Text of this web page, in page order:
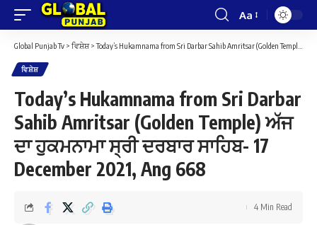
Font
Resizer
Aa
Global Punjab Tv > ਵਿਸ਼ੇਸ਼>Today’s Hukamnama from Sri Darbar Sahib Amritsar (Golden Temple) ਅੱਜ ਦਾ ਹੁਕਮਨਾਮਾ ਸ੍ਰੀ ਦਰਬਾਰ ਸਾਹਿਬ- 17 December 2021, Ang 668
ਵਿਸ਼ੇਸ਼
Today’s Hukamnama from Sri Darbar
Sahib Amritsar (Golden Temple) ਅੱਜ
ਦਾ ਹੁਕਮਨਾਮਾ ਸ੍ਰੀ ਦਰਬਾਰ ਸਾਹਿਬ- 17
December 2021, Ang 668
4 Min Read